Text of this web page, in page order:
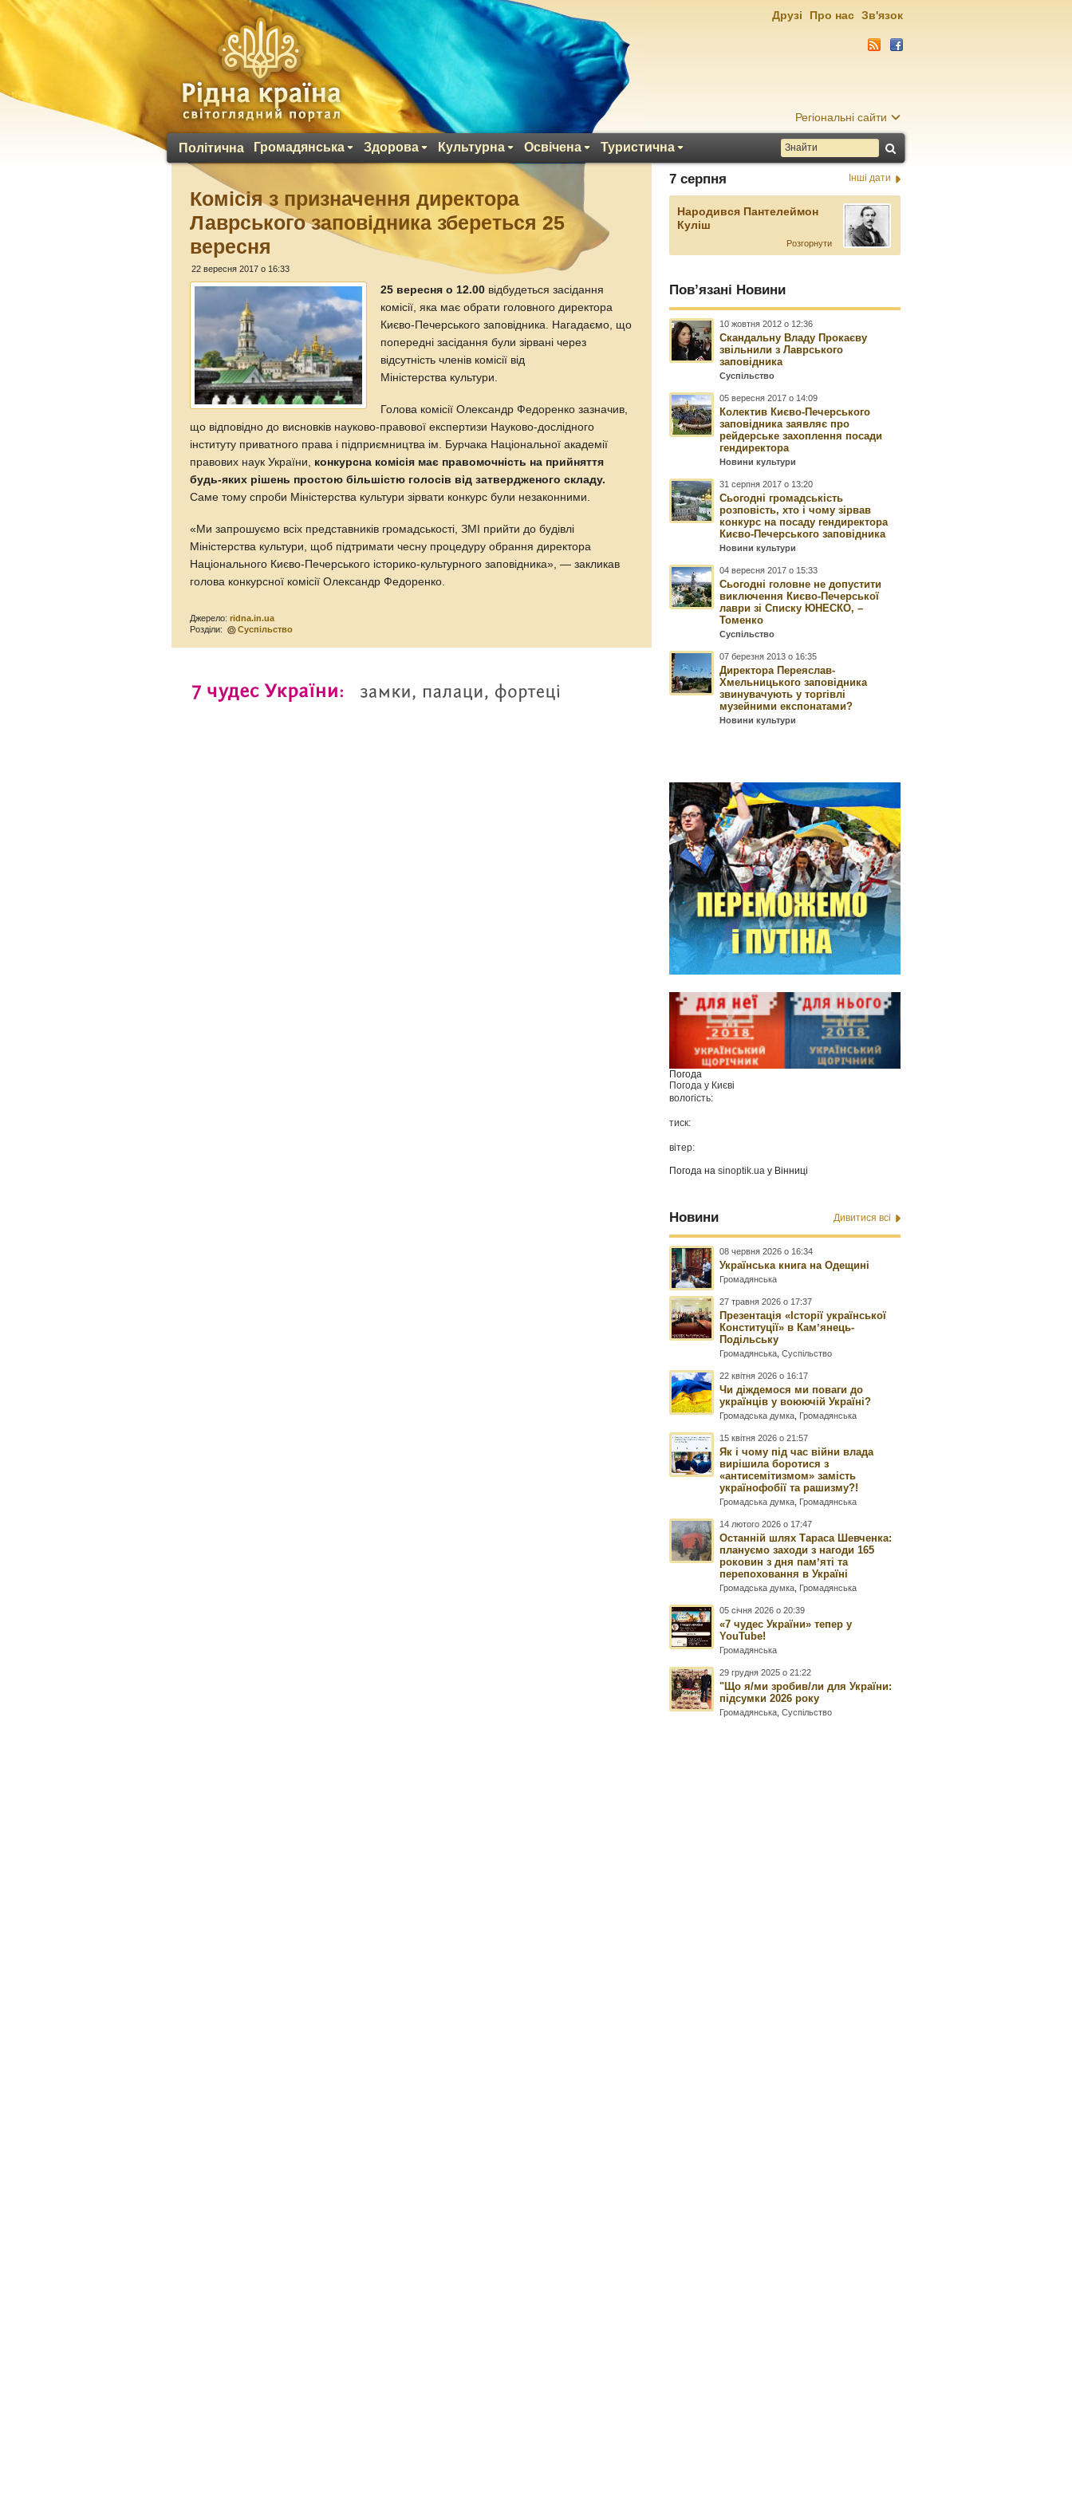
Регіональні сайти
Політична Громадянська Здорова Культурна Освічена Туристична
Друзі Про нас Зв'язок
Комісія з призначення директора
Лаврського заповідника збереться 25
вересня
22 вересня 2017 о 16:33
25 вересня о 12.00 відбудеться засідання
комісії, яка має обрати головного директора
Києво-Печерського заповідника. Нагадаємо, що
попередні засідання були зірвані через
відсутність членів комісії від
Міністерства культури.
Голова комісії Олександр Федоренко зазначив,
що відповідно до висновків науково-правової експертизи Науково-дослідного
інституту приватного права і підприємництва ім. Бурчака Національної академії
правових наук України, конкурсна комісія має правомочність на прийняття
будь-яких рішень простою більшістю голосів від затвердженого складу.
Саме тому спроби Міністерства культури зірвати конкурс були незаконними.
«Ми запрошуємо всіх представників громадськості, ЗМІ прийти до будівлі
Міністерства культури, щоб підтримати чесну процедуру обрання директора
Національного Києво-Печерського історико-культурного заповідника», — закликав
голова конкурсної комісії Олександр Федоренко.
Джерело:ridna.in.ua
Розділи:
Суспільство
7 серпня Інші дати
Народився Пантелеймон
Куліш
Розгорнути
Пов’язані Новини
10 жовтня 2012 о 12:36
Скандальну Владу Прокаєву
звільнили з Лаврського
заповідника
Суспільство
05 вересня 2017 о 14:09
Колектив Києво-Печерського
заповідника заявляє про
рейдерське захоплення посади
гендиректора
Новини культури
31 серпня 2017 о 13:20
Сьогодні громадськість
розповість, хто і чому зірвав
конкурс на посаду гендиректора
Києво-Печерського заповідника
Новини культури
04 вересня 2017 о 15:33
Сьогодні головне не допустити
виключення Києво-Печерської
лаври зі Списку ЮНЕСКО, –
Томенко
Суспільство
07 березня 2013 о 16:35
Директора Переяслав-
Хмельницького заповідника
звинувачують у торгівлі
музейними експонатами?
Новини культури
Погода
Погода у Києві
вологість:
тиск:
вітер:
Погода наsinoptik.ua у Вінниці
Новини Дивитися всі
08 червня 2026 о 16:34
Українська книга на Одещині
Громадянська
27 травня 2026 о 17:37
Презентація «Історії української
Конституції» в Камʼянець-
Подільську
Громадянська ,Суспільство
22 квітня 2026 о 16:17
Чи діждемося ми поваги до
українців у воюючій Україні?
Громадська думка Громадянська
15 квітня 2026 о 21:57
Як і чому під час війни влада
вирішила боротися з
«антисемітизмом» замість
українофобії та рашизму?!
Громадська думка Громадянська
14 лютого 2026 о 17:47
Останній шлях Тараса Шевченка:
плануємо заходи з нагоди 165
роковин з дня памʼяті та
перепоховання в Україні
Громадська думка Громадянська
05 січня 2026 о 20:39
«7 чудес України» тепер у
YouTube!
Громадянська
29 грудня 2025 о 21:22
"Що я/ми зробив/ли для України:
підсумки 2026 року
Громадянська ,Суспільство